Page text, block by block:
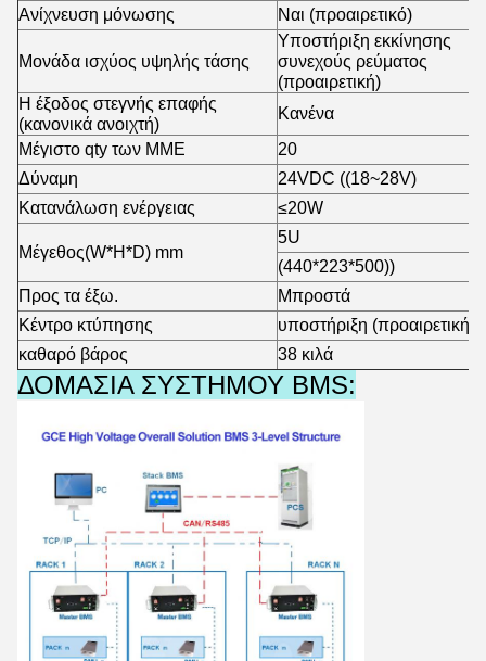
Ανίχνευση μόνωσης
Ναι (προαιρετικό)
Μονάδα ισχύος υψηλής τάσης
Υποστήριξη εκκίνησης
συνεχούς ρεύματος
(προαιρετική)
Η έξοδος στεγνής επαφής
(κανονικά ανοιχτή)
Κανένα
Μέγιστο qty των ΜΜΕ
20
Δύναμη
24VDC ((18~28V)
Κατανάλωση ενέργειας
≤20W
Μέγεθος(W*H*D) mm
5U
(440*223*500))
Προς τα έξω.
Μπροστά
Κέντρο κτύπησης
υποστήριξη (προαιρετική)
καθαρό βάρος
38 κιλά
ΔΟΜΑΣΙΑ ΣΥΣΤΗΜΟΥ BMS: